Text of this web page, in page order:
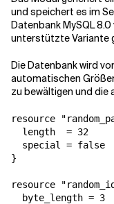
und speichert es im
Datenbank MySQL
unterstützte Variante
Die Datenbank wird
automatischen
zu bewältigen und die
resource
  length  = 32
  special = false
}
resource
  byte_length = 3